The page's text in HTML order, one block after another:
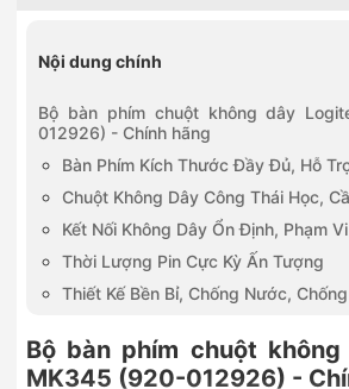
Nội dung chính
Bộ bàn phím chuột không dây
012926) - Chính hãng
Bàn Phím Kích Thước Đầy Đủ, Hỗ
Chuột Không Dây Công Thái Học,
Kết Nối Không Dây Ổn Định, Phạm
Thời Lượng Pin Cực Kỳ Ấn Tượng
Thiết Kế Bền Bỉ, Chống Nước,
Bộ bàn phím chuột
MK345 (920-012926) -